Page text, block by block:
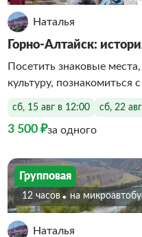
Наталья
Горно-Алтайск:
Посетить знаковые
культуру,
сб, 15 авг в 12:00 сб, 22
3 500 ₽за одного
Групповая
12 часов На
Наталья